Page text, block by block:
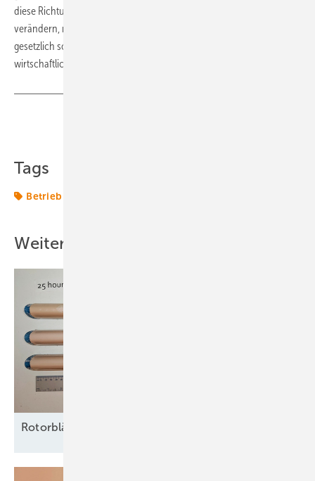
diese Richtung gehen, seien extrem teuer, so Enzmann. Um das zu
verändern, müssten steuerliche Abgaben und Kosten wie EEG-Umlage
gesetzlich so verändert werden, dass sich regionaler Strom
wirtschaftlich lohnt.
Tags
Betrieb
Weitere Inhalte
Rotorblätter nachhaltig vor Erosion